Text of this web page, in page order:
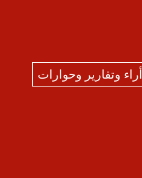
أراء وتقارير وحوارات